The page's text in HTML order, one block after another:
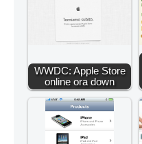
WWDC: Apple Store
online ora down